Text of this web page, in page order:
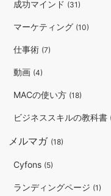
成功マインド (31)
マーケティング (10)
仕事術 (7)
動画 (4)
MACの使い方 (18)
ビジネススキルの教科書
メルマガ (18)
Cyfons (5)
ランディングページ (1)